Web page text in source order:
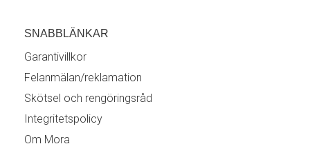
SNABBLÄNKAR
Garantivillkor
Felanmälan/reklamation
Skötsel och rengöringsråd
Integritetspolicy
Om Mora